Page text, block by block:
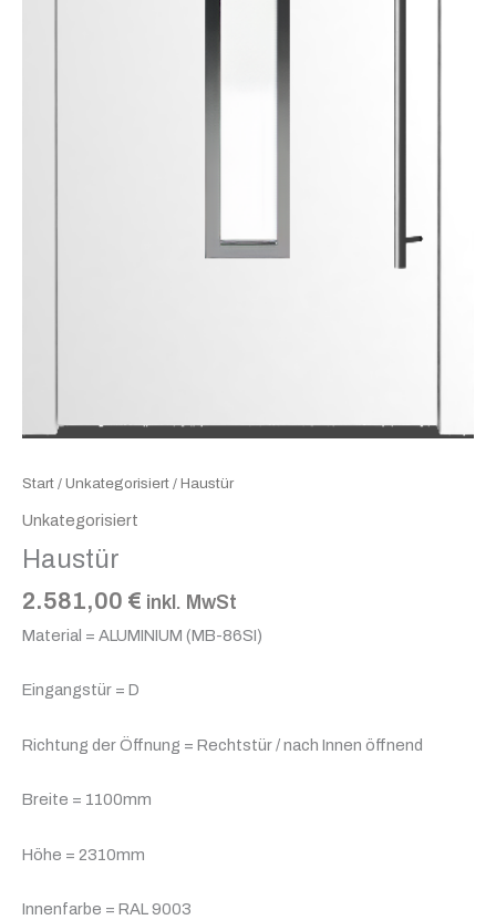
Start / Unkategorisiert / Haustür
Unkategorisiert
Haustür
2.581,00 € inkl. MwSt
Material = ALUMINIUM (MB-86SI)
Eingangstür = D
Richtung der Öffnung = Rechtstür / nach Innen öffnend
Breite = 1100mm
Höhe = 2310mm
Innenfarbe = RAL 9003